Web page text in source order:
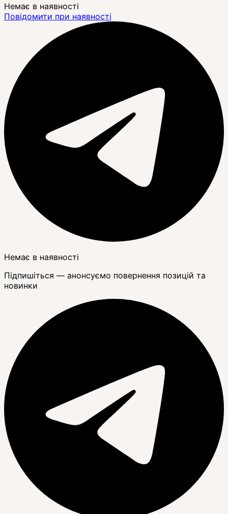
Немає в наявності
Повідомити при наявності
Немає в наявності
Підпишіться — анонсуємо повернення позицій та
новинки